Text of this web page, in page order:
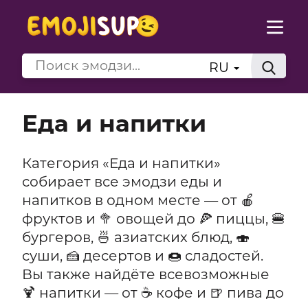
RU
Еда и напитки
Категория «Еда и напитки»
собирает все эмодзи еды и
напитков в одном месте — от 🍎
фруктов и 🥦 овощей до 🍕 пиццы, 🍔
бургеров, 🍜 азиатских блюд, 🍣
суши, 🍰 десертов и 🍩 сладостей.
Вы также найдёте всевозможные
🍹 напитки — от ☕ кофе и 🍺 пива до